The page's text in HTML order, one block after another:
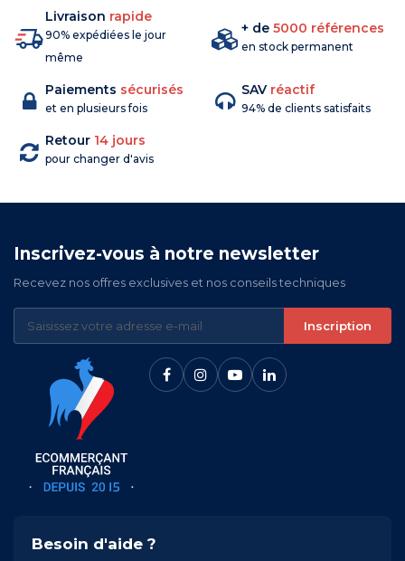
Livraison rapide
90% expédiées le jour
même
+ de 5000 références
en stock permanent
Paiements sécurisés
et en plusieurs fois
SAV réactif
94% de clients satisfaits
Retour 14 jours
pour changer d'avis
Inscrivez-vous à notre newsletter
Recevez nos offres exclusives et nos conseils techniques
Inscription
Besoin d'aide ?